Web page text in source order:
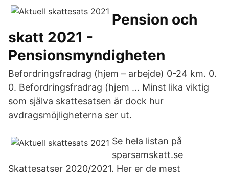
Pension och
skatt 2021 -
Pensionsmyndigheten
Befordringsfradrag (hjem – arbejde) 0-24 km. 0.
0. Befordringsfradrag (hjem … Minst lika viktig
som själva skattesatsen är dock hur
avdragsmöjligheterna ser ut.
Se hela listan på
sparsamskatt.se
Skattesatser 2020/2021. Her er de mest